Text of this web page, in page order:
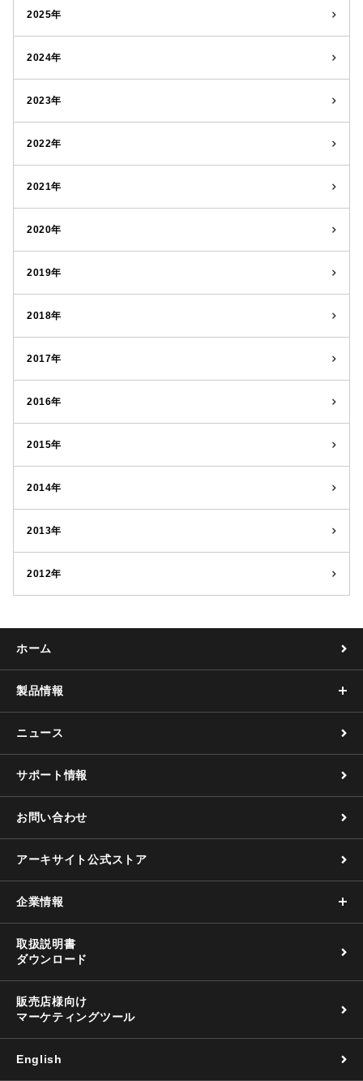
2025年
2024年
2023年
2022年
2021年
2020年
2019年
2018年
2017年
2016年
2015年
2014年
2013年
2012年
ホーム
製品情報
ニュース
サポート情報
お問い合わせ
アーキサイト公式ストア
企業情報
取扱説明書
ダウンロード
販売店様向け
マーケティングツール
English